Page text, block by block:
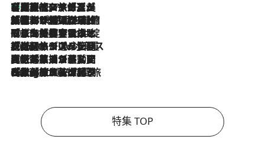
2026.8.7
【厳選旅コスメ】「多機能アイテムがメイン！」旅好き美容エディターが選んだ夏旅ベストコスメを発表【Mサイズジップ】
2026.8.6
「荷物が増えるほど旅ストレスは増す」美容ジャーナリストがたどり着いた最終結論。“化粧品を劇的に減らす”感動の凝縮美容とは
2026.8.6
「旅先には金髪ウィッグを持参」日本と同じメイクでは損してる!? 美容ジャーナリストが提案する“掟破りの旅美容”とは
2026.8.6
【厳選旅コスメ】「身軽さ＆UV対策重視！」ヘアアーティストshucoが選んだ夏旅ベストコスメを発表【Mサイズジップ】
2026.8.5
【厳選旅コスメ】国内をあちこち移動する河井菜摘が選んだ夏旅ベストコスメ発表！「リラックスアイテムはマスト」【Mサイズジップ】
2026.8.4
【厳選旅コスメ】「紫外線＆乾燥対策しながらメイク感も！」ヘア＆メイクGeorgeが選んだ夏旅ベストコスメを発表！【Mサイズジップ】
特集 TOP